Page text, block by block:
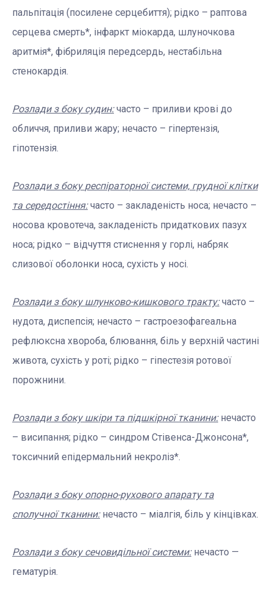
пальпітація (посилене серцебиття); рідко – раптова
серцева смерть*, інфаркт міокарда, шлуночкова
аритмія*, фібриляція передсердь, нестабільна
стенокардія.
Розлади з боку судин:часто – приливи крові до
обличчя, приливи жару; нечасто – гіпертензія,
гіпотензія.
Розлади з бокуреспіраторної системи, грудної клітки
та середостіння:часто – закладеність носа; нечасто –
носова кровотеча, закладеність придаткових пазух
носа; рідко – відчуття стиснення у горлі, набряк
слизової оболонки носа, сухість у носі.
Розлади з боку шлунково-кишкового тракту:часто –
нудота, диспепсія; нечасто – гастроезофагеальна
рефлюксна хвороба, блювання, біль у верхній частині
живота, сухість у роті; рідко – гіпестезія ротової
порожнини.
Розлади з боку шкіри та підшкірної тканини:нечасто
– висипання; рідко – синдром Стівенса-Джонсона*,
токсичний епідермальний некроліз*.
Розлади з боку опорно-рухового апарату та
сполучної тканини:нечасто – міалгія, біль у кінцівках.
Розлади з боку сечовидільної системи:нечасто —
гематурія.